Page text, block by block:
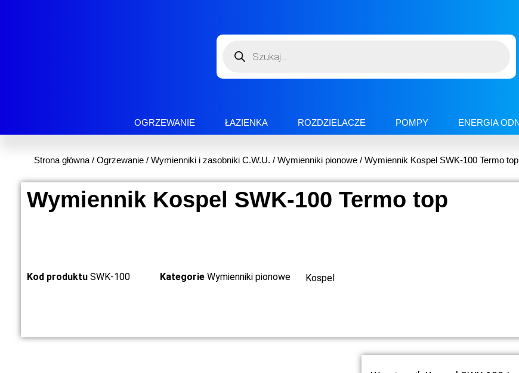
OGRZEWANIE ŁAZIENKA ROZDZIELACZE POMPY ENERGIA
Strona główna / Ogrzewanie / Wymienniki i zasobniki C.W.U. / Wymienniki pionowe / Wymiennik Kospel SWK-100 Termo top
Wymiennik Kospel SWK-100 Termo top
Kod produktu SWK-100 Kategorie Wymienniki pionowe Kospel